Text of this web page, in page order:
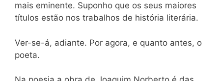
mais eminente. Suponho que os seus maiores
títulos estão nos trabalhos de história literária.
Ver-se-á, adiante. Por agora, e quanto antes, o
poeta.